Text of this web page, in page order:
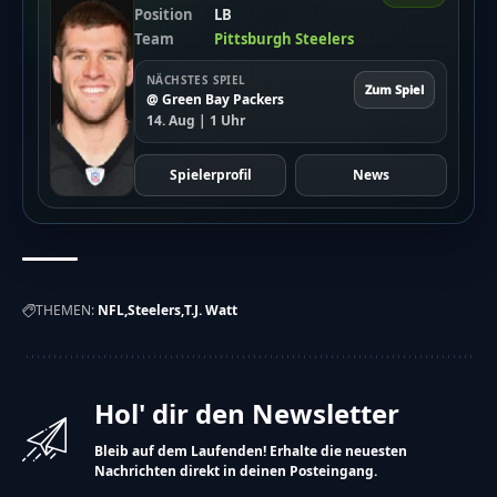
{"showResultsMoment":["after-
vote"],"customDateResults":"","showResultsTo":
["guest","registered"],"resultsDetails":
["percentages","votes-
zur Abstimmung","sortResults":"number-of-
[{"id":"355","poll_id":"357","etext":"Was war der
XLI?","etype":"question-
text","status":"active","sorder":"1","meta_data":
Position
LB
Team
Pittsburgh Steelers
NÄCHSTES SPIEL
@ Green Bay Packers
14. Aug | 1 Uhr
Zum Spiel
Spielerprofil News
THEMEN: NFLSteelersT.J. Watt
Hol' dir den Newsletter
Bleib auf dem Laufenden! Erhalte die neuesten
Nachrichten direkt in deinen Posteingang.